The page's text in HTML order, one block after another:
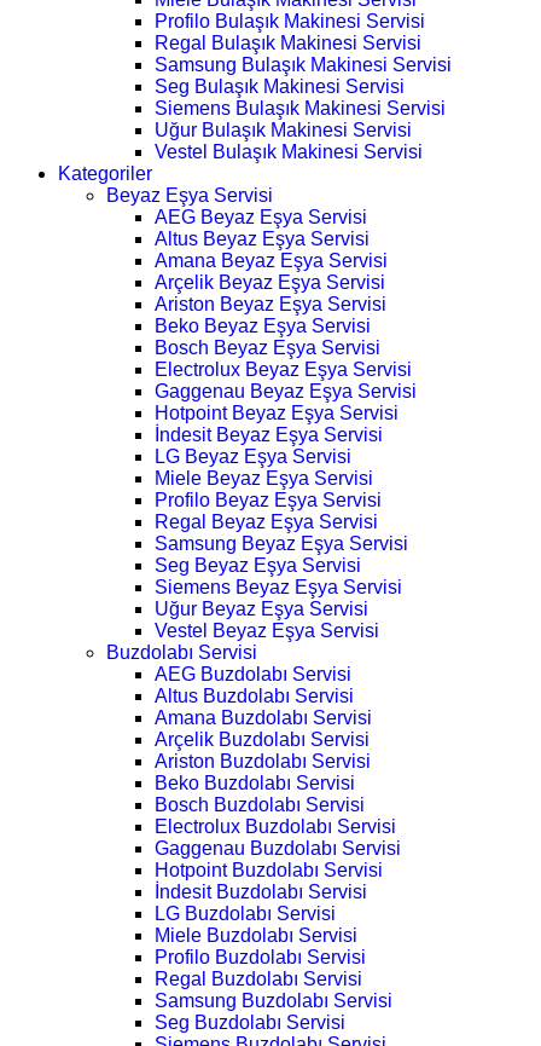
Profilo Bulaşık Makinesi Servisi
Regal Bulaşık Makinesi Servisi
Samsung Bulaşık Makinesi Servisi
Seg Bulaşık Makinesi Servisi
Siemens Bulaşık Makinesi Servisi
Uğur Bulaşık Makinesi Servisi
Vestel Bulaşık Makinesi Servisi
Kategoriler
Beyaz Eşya Servisi
AEG Beyaz Eşya Servisi
Altus Beyaz Eşya Servisi
Amana Beyaz Eşya Servisi
Arçelik Beyaz Eşya Servisi
Ariston Beyaz Eşya Servisi
Beko Beyaz Eşya Servisi
Bosch Beyaz Eşya Servisi
Electrolux Beyaz Eşya Servisi
Gaggenau Beyaz Eşya Servisi
Hotpoint Beyaz Eşya Servisi
İndesit Beyaz Eşya Servisi
LG Beyaz Eşya Servisi
Miele Beyaz Eşya Servisi
Profilo Beyaz Eşya Servisi
Regal Beyaz Eşya Servisi
Samsung Beyaz Eşya Servisi
Seg Beyaz Eşya Servisi
Siemens Beyaz Eşya Servisi
Uğur Beyaz Eşya Servisi
Vestel Beyaz Eşya Servisi
Buzdolabı Servisi
AEG Buzdolabı Servisi
Altus Buzdolabı Servisi
Amana Buzdolabı Servisi
Arçelik Buzdolabı Servisi
Ariston Buzdolabı Servisi
Beko Buzdolabı Servisi
Bosch Buzdolabı Servisi
Electrolux Buzdolabı Servisi
Gaggenau Buzdolabı Servisi
Hotpoint Buzdolabı Servisi
İndesit Buzdolabı Servisi
LG Buzdolabı Servisi
Miele Buzdolabı Servisi
Profilo Buzdolabı Servisi
Regal Buzdolabı Servisi
Samsung Buzdolabı Servisi
Seg Buzdolabı Servisi